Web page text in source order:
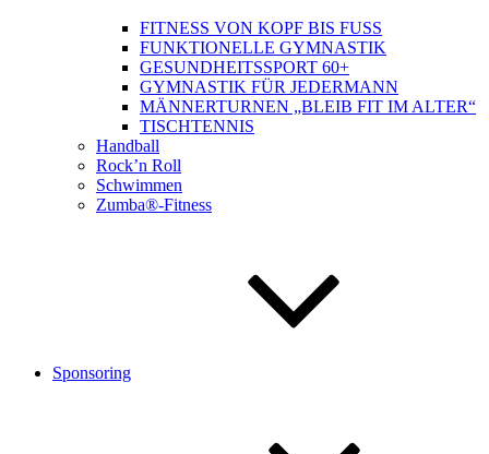
FITNESS VON KOPF BIS FUSS
FUNKTIONELLE GYMNASTIK
GESUNDHEITSSPORT 60+
GYMNASTIK FÜR JEDERMANN
MÄNNERTURNEN „BLEIB FIT IM ALTER“
TISCHTENNIS
Handball
Rock’n Roll
Schwimmen
Zumba®-Fitness
Sponsoring